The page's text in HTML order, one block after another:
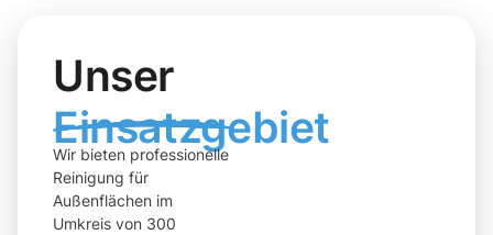
Unser
Einsatzgebiet
Wir bieten professionelle
Reinigung für
Außenflächen im
Umkreis von 300